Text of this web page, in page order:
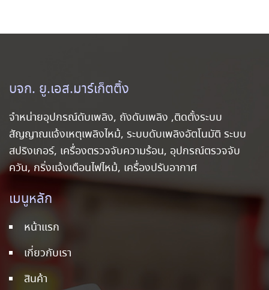
บจก. ยู.เอส.มาร์เก็ตติ้ง
จำหน่ายอุปกรณ์ดับเพลิง, ถังดับเพลิง ,ติดตั้งระบบ
สัญญาณแจ้งเหตุเพลิงไหม้, ระบบดับเพลิงอัตโนมัติ ระบบ
สปริงเกอร์, เครื่องตรวจจับความร้อน, อุปกรณ์ตรวจจับ
ควัน, กริ่งแจ้งเตือนไฟไหม้, เครื่องปรับอากาศ
เมนูหลัก
หน้าแรก
เกี่ยวกับเรา
สินค้า